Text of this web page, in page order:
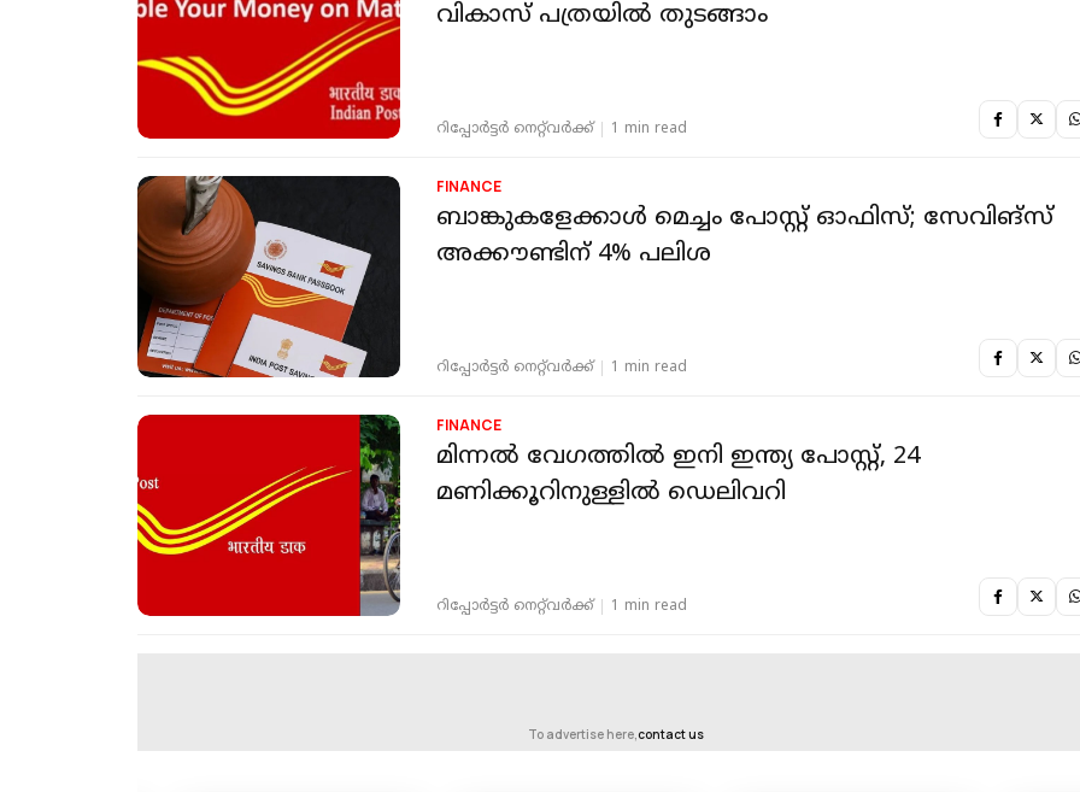
വികാസ് പത്രയിൽ തുടങ്ങാം
റിപ്പോർട്ടർ നെറ്റ്‌വര്‍ക്ക്‌ 1 min read
FINANCE
ബാങ്കുകളേക്കാള്‍ മെച്ചം പോസ്റ്റ് ഓഫിസ്; സേവിങ്‌സ്
അക്കൗണ്ടിന് 4% പലിശ
റിപ്പോർട്ടർ നെറ്റ്‌വര്‍ക്ക്‌ 1 min read
FINANCE
മിന്നല്‍ വേഗത്തില്‍ ഇനി ഇന്ത്യ പോസ്റ്റ്, 24
മണിക്കൂറിനുള്ളില്‍ ഡെലിവറി
റിപ്പോർട്ടർ നെറ്റ്‌വര്‍ക്ക്‌ 1 min read
To advertise here,contact us